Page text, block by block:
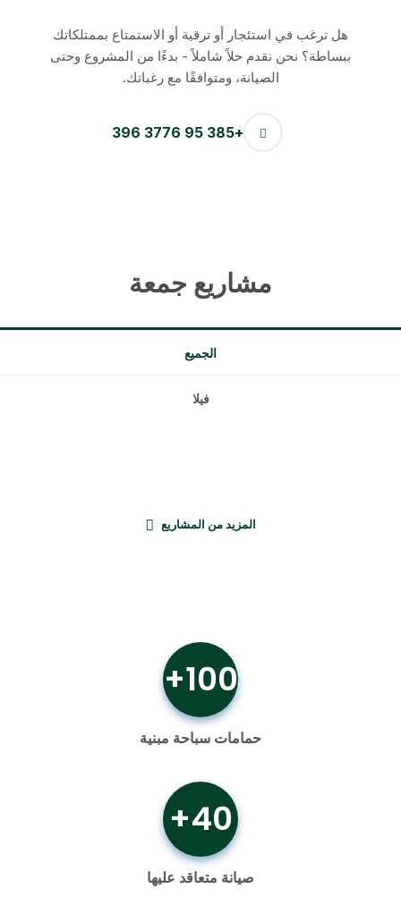
هل ترغب في استئجار أو ترقية أو الاستمتاع بممتلكاتك
ببساطة؟ نحن نقدم حلاً شاملاً - بدءًا من المشروع وحتى
الصيانة، ومتوافقًا مع رغباتك.
مشاريع جمعة
الجميع
فيلا
المزيد من المشاريع
100+
حمامات سباحة مبنية
40+
صيانة متعاقد عليها